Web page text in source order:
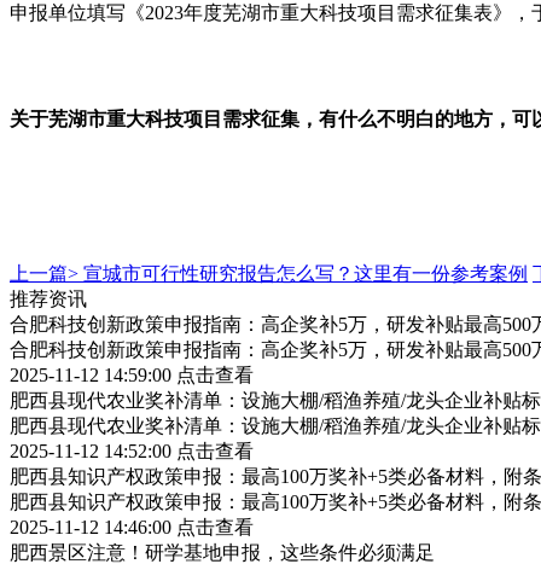
申报单位填写《2023年度芜湖市重大科技项目需求征集表》
关于芜湖市重大科技项目需求征集，有什么不明白的地方，可
上一篇> 宣城市可行性研究报告怎么写？这里有一份参考案例
推荐资讯
合肥科技创新政策申报指南：高企奖补5万，研发补贴最高500
合肥科技创新政策申报指南：高企奖补5万，研发补贴最高500
2025-11-12 14:59:00 点击查看
肥西县现代农业奖补清单：设施大棚/稻渔养殖/龙头企业补贴
肥西县现代农业奖补清单：设施大棚/稻渔养殖/龙头企业补贴
2025-11-12 14:52:00 点击查看
肥西县知识产权政策申报：最高100万奖补+5类必备材料，附
肥西县知识产权政策申报：最高100万奖补+5类必备材料，附
2025-11-12 14:46:00 点击查看
肥西景区注意！研学基地申报，这些条件必须满足